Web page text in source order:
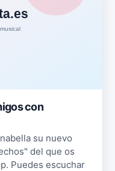
con
su nuevo
del que os
Puedes escuchar